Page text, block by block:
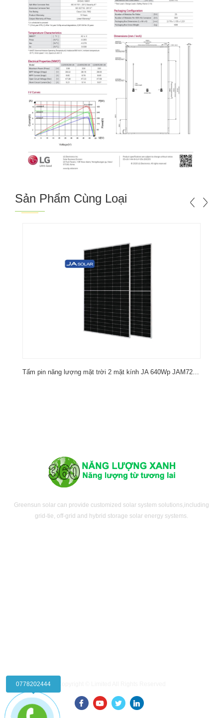
Sản Phẩm Cùng Loại
Greensun solar can provide customized solar system solutions,including
grid-tie, off-grid and hybrid storage solar energy systems.
0778202444